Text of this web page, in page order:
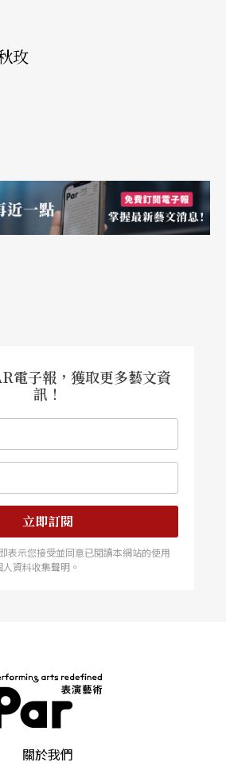
玫
電子報，獲取更多藝文資
訊！
立即訂閱
表示您接受並同意已閱讀本網站的使用
資料收集聲明。
關於我們